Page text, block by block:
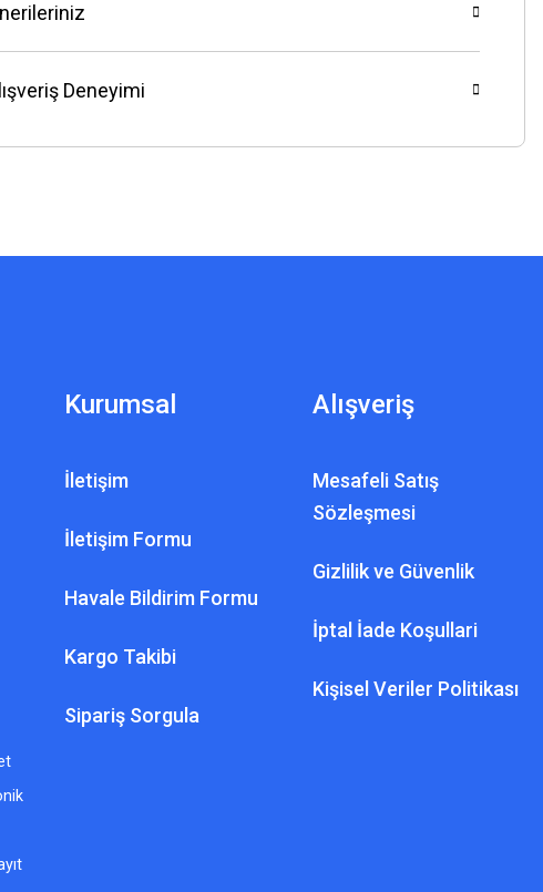
Deneyimi
Kurumsal
İletişim
İletişim Formu
Havale Bildirim Formu
Kargo Takibi
Sipariş Sorgula
Alışveriş
Mesafeli Satış
Sözleşmesi
Gizlilik ve Güvenlik
İptal İade Koşullari
Kişisel Veriler Politikası